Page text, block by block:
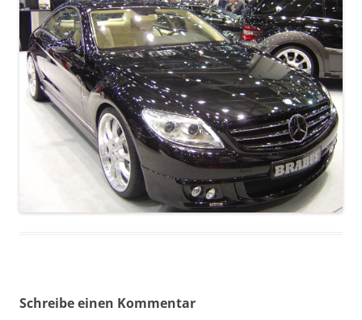
Schreibe einen Kommentar